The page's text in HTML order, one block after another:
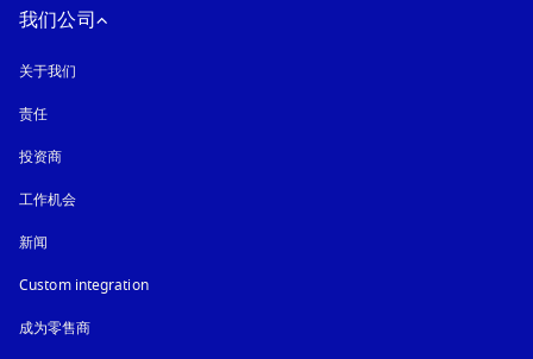
我们公司
关于我们
责任
投资商
工作机会
新闻
Custom integration
成为零售商